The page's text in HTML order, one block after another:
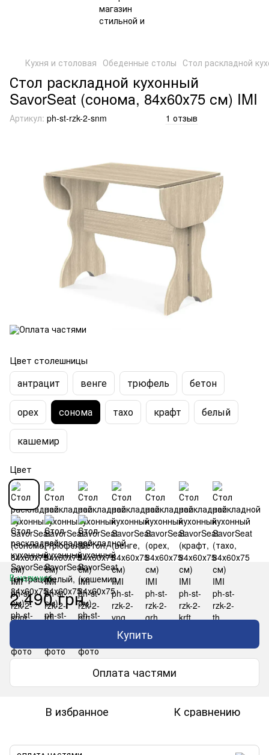
Кухня и столовая Обеденные столы Стол раскладной
Стол раскладной кухонный
SavorSeat (сонома, 84х60х75 см) IMI
Артикул: ph-st-rzk-2-snm 1 отзыв
Цвет столешницы
антрацит венге трюфель бетон
орех сонома тахо крафт белый
кашемир
Цвет
В наличии
2 490 грн
Купить
Оплата частями
В избранное К сравнению